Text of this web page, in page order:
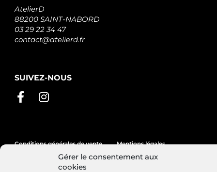
Gérer le consentement aux
cookies
AtelierD
88200 SAINT-NABORD
03 29 22 34 47
contact@atelierd.fr
SUIVEZ-NOUS
Conditions générales de vente Mentions légales
Politique de cookies